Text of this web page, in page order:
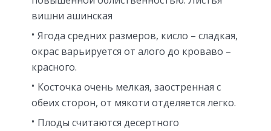
вишни ашинская
Ягода средних размеров, кисло – сладкая,
окрас варьируется от алого до кроваво –
красного.
Косточка очень мелкая, заостренная с
обеих сторон, от мякоти отделяется легко.
Плоды считаются десертного